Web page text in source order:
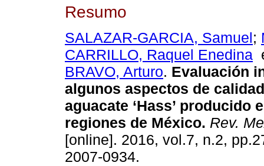
Resumo
SALAZAR-GARCIA, Samuel;
CARRILLO, Raquel Enedina
BRAVO, Arturo. Evaluación
algunos aspectos de
aguacate ‘Hass’ producido
regiones de México. Rev.
[online]. 2016, vol.7, n.2,
2007-0934.